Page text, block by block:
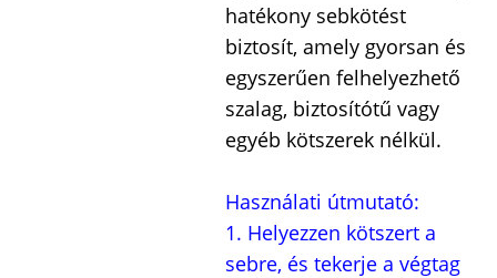
hatékony sebkötést
biztosít, amely gyorsan és
egyszerűen felhelyezhető
szalag, biztosítótű vagy
egyéb kötszerek nélkül.
Használati útmutató:
1. Helyezzen kötszert a
sebre, és tekerje a végtag